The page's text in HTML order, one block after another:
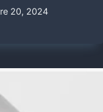
20, 2024